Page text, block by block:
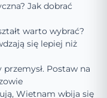
Jak dobrać
warto wybrać?
się lepiej niż
Postaw na
Wietnam wbija się